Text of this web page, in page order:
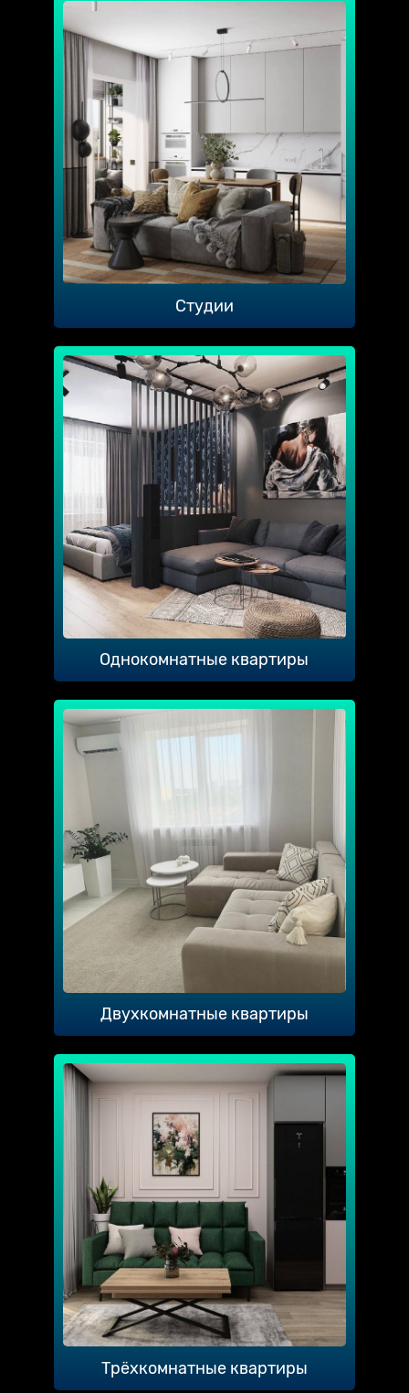
Студии
Однокомнатные квартиры
Двухкомнатные квартиры
Трёхкомнатные квартиры